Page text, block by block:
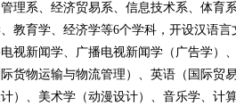
系、经济贸易系、信息技术系、体育系
教育学、经济学等6个学科，开设汉语言
视新闻学、广播电视新闻学（广告学）
货物运输与物流管理）、英语（国际贸
）、美术学（动漫设计）、音乐学、计